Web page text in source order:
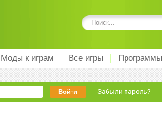
Моды к играм Все игры Программы
Забыли пароль?